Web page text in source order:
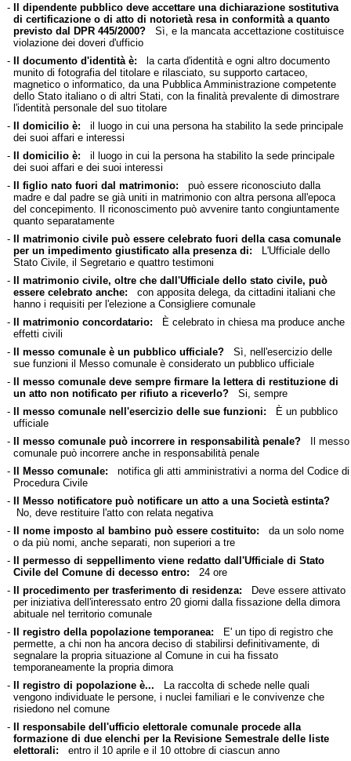
- Il dipendente pubblico deve accettare una dichiarazione sostitutiva
di certificazione o di atto di notorietà resa in conformità a quanto
previsto dal DPR 445/2000?Sì, e la mancata accettazione costituisce
violazione dei doveri d'ufficio
- Il documento d'identità è: la carta d'identità e ogni altro documento
munito di fotografia del titolare e rilasciato, su supporto cartaceo,
magnetico o informatico, da una Pubblica Amministrazione competente
dello Stato italiano o di altri Stati, con la finalità prevalente di dimostrare
l'identità personale del suo titolare
- Il domicilio è: il luogo in cui una persona ha stabilito la sede principale
dei suoi affari e interessi
- Il domicilio è: il luogo in cui la persona ha stabilito la sede principale
dei suoi affari e dei suoi interessi
- Il figlio nato fuori dal matrimonio: può essere riconosciuto dalla
madre e dal padre se già uniti in matrimonio con altra persona all'epoca
del concepimento. Il riconoscimento può avvenire tanto congiuntamente
quanto separatamente
- Il matrimonio civile può essere celebrato fuori della casa comunale
per un impedimento giustificato alla presenza di: L'Ufficiale dello
Stato Civile, il Segretario e quattro testimoni
- Il matrimonio civile, oltre che dall'Ufficiale dello stato civile, può
essere celebrato anche: con apposita delega, da cittadini italiani che
hanno i requisiti per l'elezione a Consigliere comunale
- Il matrimonio concordatario: È celebrato in chiesa ma produce anche
effetti civili
- Il messo comunale è un pubblico ufficiale?Sì, nell'esercizio delle
sue funzioni il Messo comunale è considerato un pubblico ufficiale
- Il messo comunale deve sempre firmare la lettera di restituzione di
un atto non notificato per rifiuto a riceverlo?Si, sempre
- Il messo comunale nell'esercizio delle sue funzioni: È un pubblico
ufficiale
- Il messo comunale può incorrere in responsabilità penale?Il messo
comunale può incorrere anche in responsabilità penale
- Il Messo comunale: notifica gli atti amministrativi a norma del Codice di
Procedura Civile
- Il Messo notificatore può notificare un atto a una Società estinta?
No, deve restituire l'atto con relata negativa
- Il nome imposto al bambino può essere costituito: da un solo nome
o da più nomi, anche separati, non superiori a tre
- Il permesso di seppellimento viene redatto dall'Ufficiale di Stato
Civile del Comune di decesso entro: 24 ore
- Il procedimento per trasferimento di residenza: Deve essere attivato
per iniziativa dell'interessato entro 20 giorni dalla fissazione della dimora
abituale nel territorio comunale
- Il registro della popolazione temporanea: E' un tipo di registro che
permette, a chi non ha ancora deciso di stabilirsi definitivamente, di
segnalare la propria situazione al Comune in cui ha fissato
temporaneamente la propria dimora
- Il registro di popolazione è... La raccolta di schede nelle quali
vengono individuate le persone, i nuclei familiari e le convivenze che
risiedono nel comune
- Il responsabile dell'ufficio elettorale comunale procede alla
formazione di due elenchi per la Revisione Semestrale delle liste
elettorali: entro il 10 aprile e il 10 ottobre di ciascun anno